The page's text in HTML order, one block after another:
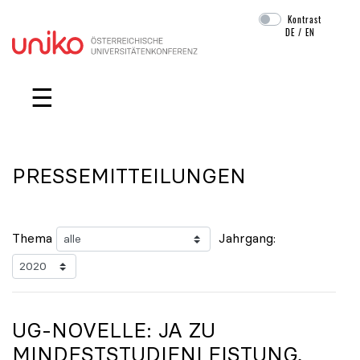
Navigation überspringen
Kontrast
DE /EN
☰
PRESSEMITTEILUNGEN
Thema Jahrgang:
UG-NOVELLE: JA ZU
MINDESTSTUDIENLEISTUNG,